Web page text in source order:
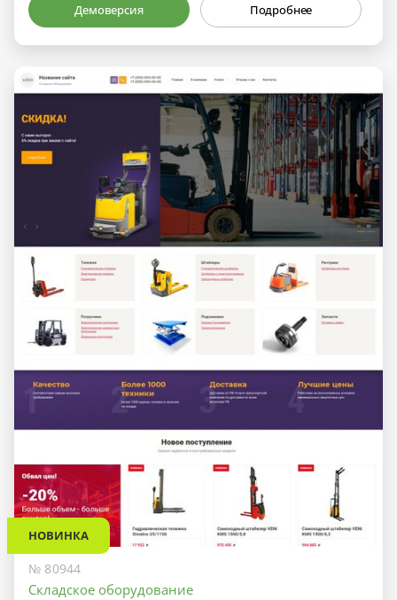
Демоверсия Подробнее
НОВИНКА
№ 80944
Складское оборудование